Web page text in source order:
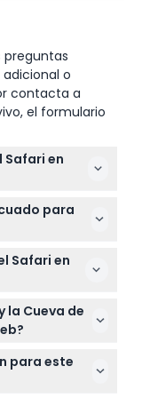
preguntas
o
contacta a
el formulario
Safari en
las 8:30 AM y
exactos
el proveedor,
la
confirme en
para
años deben ir
No hay
Safari en
adecuados
protección
para las
la Cueva de
Safari en
tu
a través
para este